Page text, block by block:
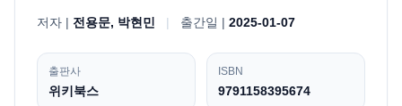
저자 | 전용문, 박현민 | 출간일 | 2025-01-07
출판사
위키북스
ISBN
9791158395674